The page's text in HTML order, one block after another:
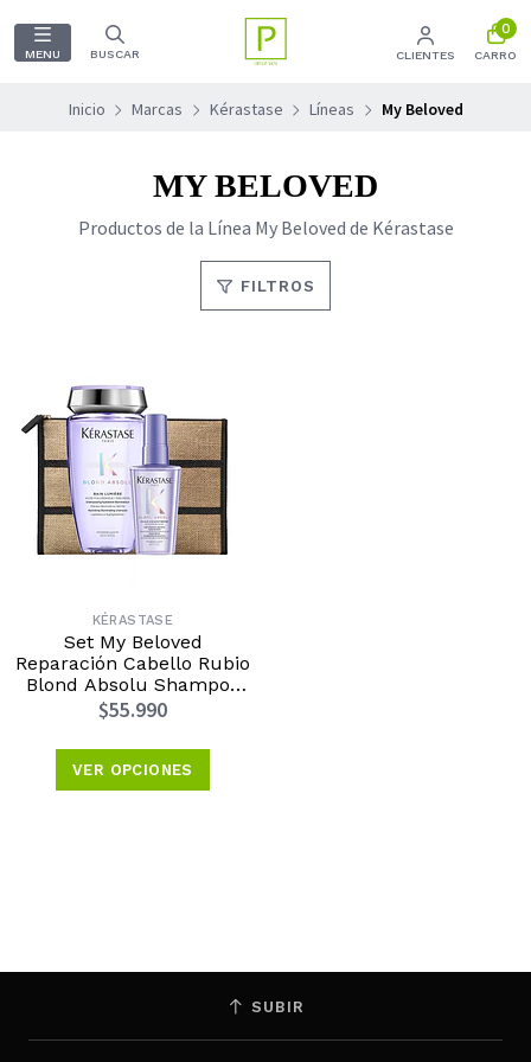
MENU BUSCAR CLIENTES
0
CARRO
Inicio Marcas Kérastase Líneas My Beloved
MY BELOVED
Productos de la Línea My Beloved de Kérastase
FILTROS
KÉRASTASE
Set My Beloved
Reparación Cabello Rubio
Blond Absolu Shampoo
250ml + Aceite Huile
50ml Kérastase
$55.990
VER OPCIONES
SUBIR